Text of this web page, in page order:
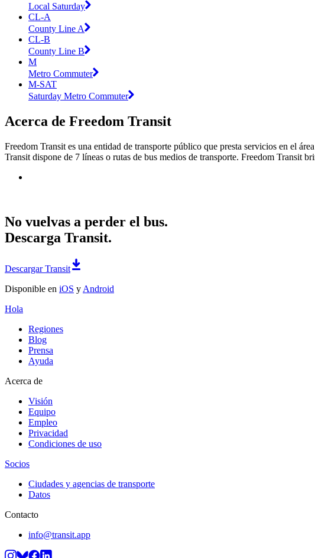
Local Saturday
CL-A
County Line A
CL-B
County Line B
M
Metro Commuter
M-SAT
Saturday Metro Commuter
Acerca de Freedom Transit
Freedom Transit es una entidad de transporte público que presta servicios en el
Transit dispone de 7 líneas o rutas de bus medios de transporte. Freedom Transit
No vuelvas a perder el bus.
Descarga Transit.
Descargar Transit
Disponible en iOS y Android
Hola
Regiones
Blog
Prensa
Ayuda
Acerca de
Visión
Equipo
Empleo
Privacidad
Condiciones de uso
Socios
Ciudades y agencias de transporte
Datos
Contacto
info@transit.app